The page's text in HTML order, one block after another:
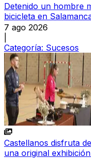
Detenido un hombre
bicicleta en
7 ago 2026
Categoría: Sucesos
Castellanos disfruta
una original